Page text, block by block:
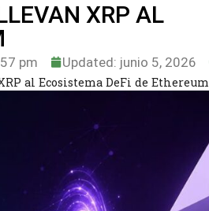
XRP AL
pm Updated: junio 5, 2026
al Ecosistema DeFi de Ethereum